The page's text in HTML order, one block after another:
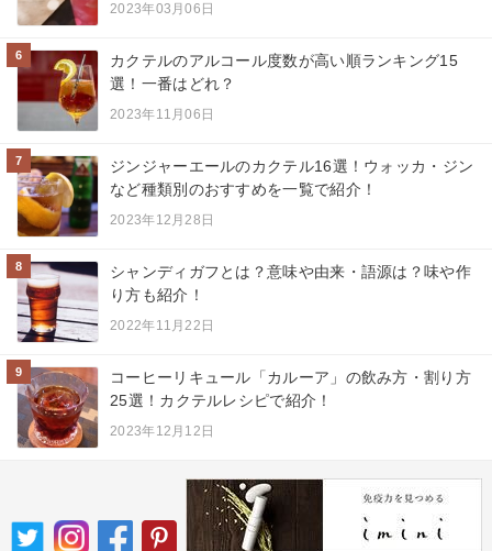
2023年03月06日
6
カクテルのアルコール度数が高い順ランキング15
選！一番はどれ？
2023年11月06日
7
ジンジャーエールのカクテル16選！ウォッカ・ジン
など種類別のおすすめを一覧で紹介！
2023年12月28日
8
シャンディガフとは？意味や由来・語源は？味や作
り方も紹介！
2022年11月22日
9
コーヒーリキュール「カルーア」の飲み方・割り方
25選！カクテルレシピで紹介！
2023年12月12日